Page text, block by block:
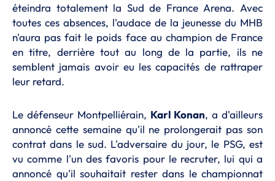
éteindra totalement la Sud de France Arena. Avec
toutes ces absences, l'audace de la jeunesse du MHB
n'aura pas fait le poids face au champion de France
en titre, derrière tout au long de la partie, ils ne
semblent jamais avoir eu les capacités de rattraper
leur retard.
Le défenseur Montpelliérain, Karl Konan, a d'ailleurs
annoncé cette semaine qu'il ne prolongerait pas son
contrat dans le sud. L'adversaire du jour, le PSG, est
vu comme l'un des favoris pour le recruter, lui qui a
annoncé qu'il souhaitait rester dans le championnat